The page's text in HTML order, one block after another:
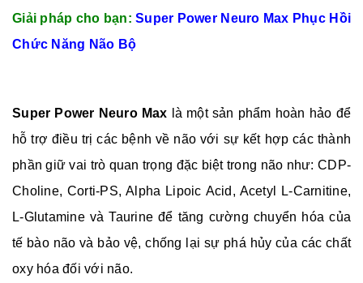
Giải pháp cho bạn: Super Power Neuro Max Phục Hồi
Chức Năng Não Bộ
Super Power Neuro Max là một sản phẩm hoàn hảo để
hỗ trợ điều trị các bệnh về não với sự kết hợp các thành
phần giữ vai trò quan trọng đặc biệt trong não như: CDP-
Choline, Corti-PS, Alpha Lipoic Acid, Acetyl L-Carnitine,
L-Glutamine và Taurine để tăng cường chuyển hóa của
tế bào não và bảo vệ, chống lại sự phá hủy của các chất
oxy hóa đối với não.